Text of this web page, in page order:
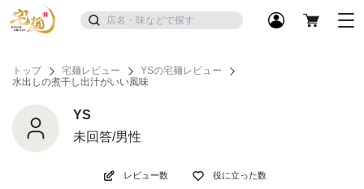
トップ 宅麺レビュー
YSの宅麺レビュー
水出しの煮干し出汁がいい風味
YS
未回答/男性
レビュー数 役に立った数